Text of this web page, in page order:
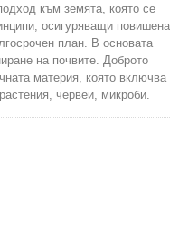
към земята, която се
осигуряващи повишена
план. В основата
на почвите. Доброто
материя, която включва
червеи, микроби.